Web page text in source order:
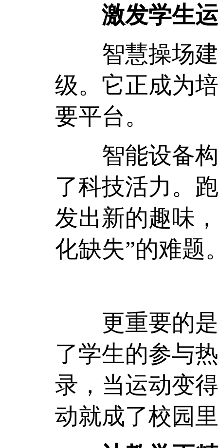
激发学生运
智慧操场建
级。它正成为
要平台。
智能设备构
了科技活力。
发出新的趣味
化缺失”的难题
更重要的是
了学生的参与
录，当运动变
动就成了校园